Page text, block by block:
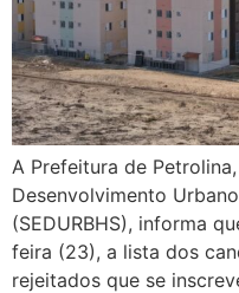
A Prefeitura de
Desenvolvimento
(SEDURBHS), informa
feira (23), a lista dos
rejeitados que se